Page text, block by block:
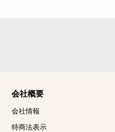
会社概要
会社情報
特商法表示